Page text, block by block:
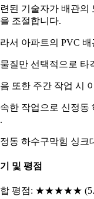
된 기술자가 배관의
조절합니다.
서 아파트의 PVC
질만 선택적으로 타
또한 주간 작업 시
한 작업으로 신정동
동 하수구막힘 싱크
및 평점
평점: ★★★★★